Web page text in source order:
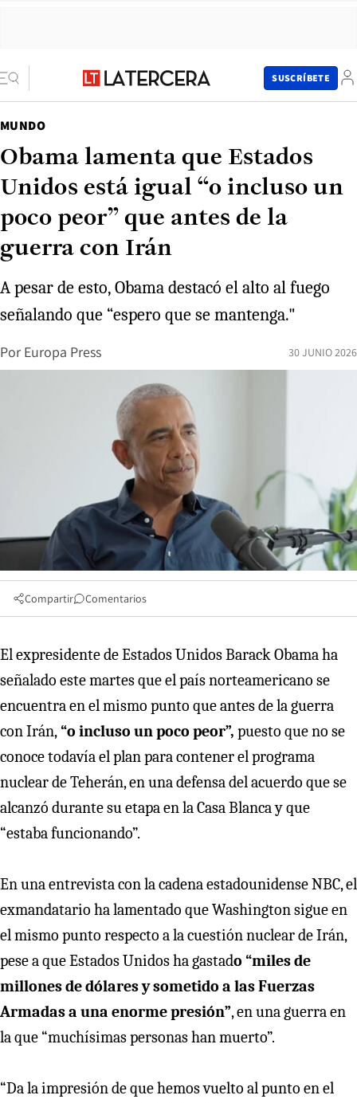
SUSCRÍBETE
MUNDO
Obama lamenta que Estados
Unidos está igual “o incluso un
poco peor” que antes de la
guerra con Irán
A pesar de esto, Obama destacó el alto al fuego
señalando que “espero que se mantenga."
Por Europa Press 30 JUNIO 2026
Compartir Comentarios
El expresidente de Estados Unidos Barack Obama ha
señalado este martes que el país norteamericano se
encuentra en el mismo punto que antes de la guerra
con Irán,“o incluso un poco peor”, puesto que no se
conoce todavía el plan para contener el programa
nuclear de Teherán, en una defensa del acuerdo que se
alcanzó durante su etapa en la Casa Blanca y que
“estaba funcionando”.
En una entrevista con la cadena estadounidense NBC, el
exmandatario ha lamentado que Washington sigue en
el mismo punto respecto a la cuestión nuclear de Irán,
pese a que Estados Unidos ha gastado “miles de
millones de dólares y sometido a las Fuerzas
Armadas a una enorme presión”, en una guerra en
la que “muchísimas personas han muerto”.
“Da la impresión de que hemos vuelto al punto en el